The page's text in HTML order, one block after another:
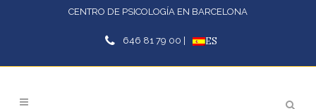
CENTRO DE PSICOLOGÍA EN BARCELONA
646 81 79 00 | ES